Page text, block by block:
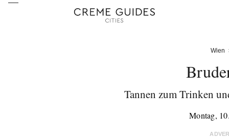
Wien
Tannen zum Trinken
Montag,